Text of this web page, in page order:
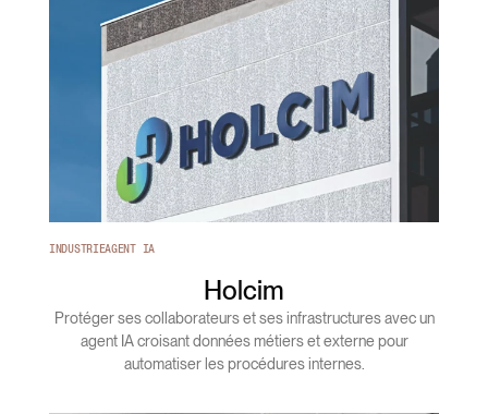
INDUSTRIEAGENT IA
Holcim
Protéger ses collaborateurs et ses infrastructures avec un
agent IA croisant données métiers et externe pour
automatiser les procédures internes.